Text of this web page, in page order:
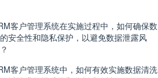
客户管理系统在实施过程中，如何确保数
安全性和隐私保护，以避免数据泄露风
客户管理系统中，如何有效实施数据清洗